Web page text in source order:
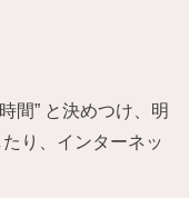
間” と決めつけ、明
り、インターネッ